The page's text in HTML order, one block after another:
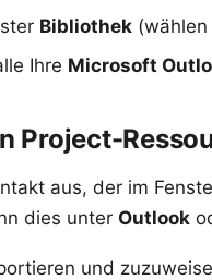
Bibliothek (wählen
Ihre Microsoft
Project-
aus, der im
dies unter Outlook
und